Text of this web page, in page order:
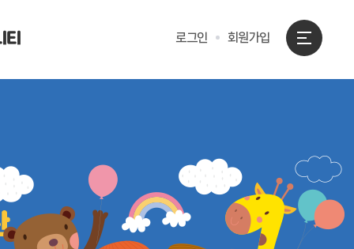
티 로그인 회원가입